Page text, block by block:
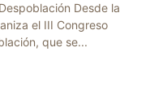
Desde la
el III Congreso
que se...